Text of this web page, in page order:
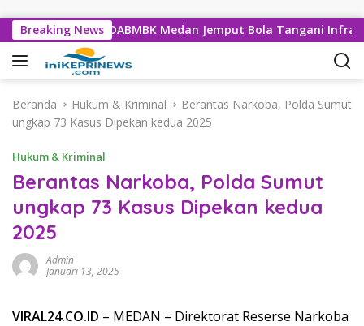
Breaking News
Dinas SDABMBK Medan Jemput Bola Tangani
Beranda Hukum & Kriminal
Berantas Narkoba, Polda Sumut
ungkap 73 Kasus Dipekan kedua 2025
Hukum & Kriminal
Berantas Narkoba, Polda Sumut
ungkap 73 Kasus Dipekan kedua
2025
Admin
Januari 13, 2025
VIRAL24.CO.ID – MEDAN – Direktorat Reserse Narkoba